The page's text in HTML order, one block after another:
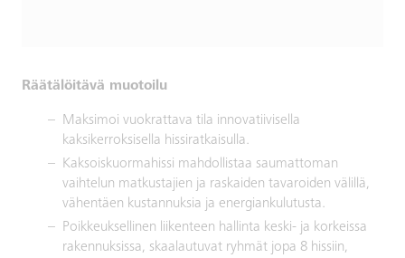
Räätälöitävä muotoilu
Maksimoi vuokrattava tila innovatiivisella
kaksikerroksisella hissiratkaisulla.
Kaksoiskuormahissi mahdollistaa saumattoman
vaihtelun matkustajien ja raskaiden tavaroiden välillä,
vähentäen kustannuksia ja energiankulutusta.
Poikkeuksellinen liikenteen hallinta keski- ja korkeissa
rakennuksissa, skaalautuvat ryhmät jopa 8 hissiin,